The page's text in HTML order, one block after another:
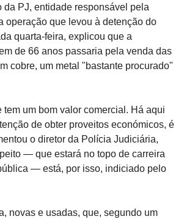
da PJ, entidade responsável pela
operação que levou à detenção do
quarta-feira, explicou que a
de 66 anos passaria pela venda das
cobre, um metal "bastante procurado"
tem um bom valor comercial. Há aqui
de obter proveitos económicos, é
o diretor da Polícia Judiciária,
— que estará no topo de carreira
— está, por isso, indiciado pelo
novas e usadas, que, segundo um